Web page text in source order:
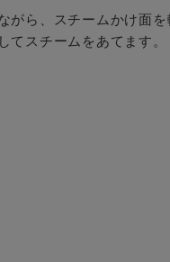
がら、スチームかけ面
てスチームをあてます。